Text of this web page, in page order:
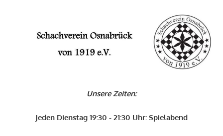
Unsere Zeiten:
Jeden Dienstag 19:30 - 21:30 Uhr: Spielabend